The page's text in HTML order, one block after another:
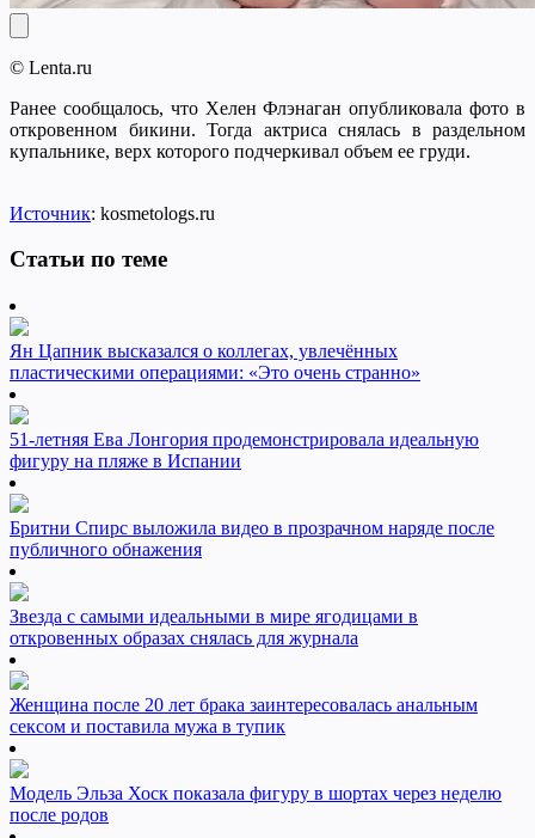
© Lenta.ru
Ранее сообщалось, что Хелен Флэнаган опубликовала фото в
откровенном бикини. Тогда актриса снялась в раздельном
купальнике, верх которого подчеркивал объем ее груди.
Источник: kosmetologs.ru
Статьи по теме
Ян Цапник высказался о коллегах, увлечённых
пластическими операциями: «Это очень странно»
51-летняя Ева Лонгория продемонстрировала идеальную
фигуру на пляже в Испании
Бритни Спирс выложила видео в прозрачном наряде после
публичного обнажения
Звезда с самыми идеальными в мире ягодицами в
откровенных образах снялась для журнала
Женщина после 20 лет брака заинтересовалась анальным
сексом и поставила мужа в тупик
Модель Эльза Хоск показала фигуру в шортах через неделю
после родов